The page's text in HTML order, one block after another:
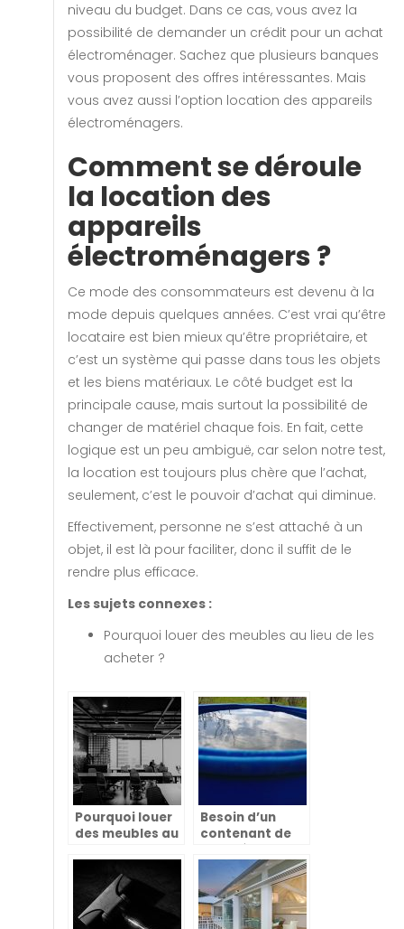
niveau du budget. Dans ce cas, vous avez la
possibilité de demander un crédit pour un achat
électroménager. Sachez que plusieurs banques
vous proposent des offres intéressantes. Mais
vous avez aussi l’option location des appareils
électroménagers.
Comment se déroule
la location des
appareils
électroménagers ?
Ce mode des consommateurs est devenu à la
mode depuis quelques années. C’est vrai qu’être
locataire est bien mieux qu’être propriétaire, et
c’est un système qui passe dans tous les objets
et les biens matériaux. Le côté budget est la
principale cause, mais surtout la possibilité de
changer de matériel chaque fois. En fait, cette
logique est un peu ambiguë, car selon notre test,
la location est toujours plus chère que l’achat,
seulement, c’est le pouvoir d’achat qui diminue.
Effectivement, personne ne s’est attaché à un
objet, il est là pour faciliter, donc il suffit de le
rendre plus efficace.
Les sujets connexes :
Pourquoi louer des meubles au lieu de les
acheter ?
Pourquoi louer
des meubles au
Besoin d’un
contenant de
conserver au
sec ses
aliments ?